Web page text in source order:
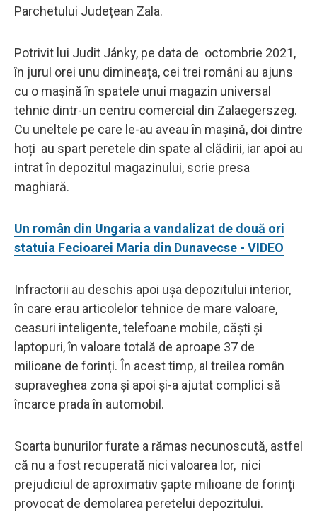
Parchetului Județean Zala.
Potrivit lui Judit Jánky, pe data de octombrie 2021,
în jurul orei unu dimineața, cei trei români au ajuns
cu o mașină în spatele unui magazin universal
tehnic dintr-un centru comercial din Zalaegerszeg.
Cu uneltele pe care le-au aveau în mașină, doi dintre
hoți au spart peretele din spate al clădirii, iar apoi au
intrat în depozitul magazinului, scrie presa
maghiară.
Un român din Ungaria a vandalizat de două ori
statuia Fecioarei Maria din Dunavecse - VIDEO
Infractorii au deschis apoi ușa depozitului interior,
în care erau articolelor tehnice de mare valoare,
ceasuri inteligente, telefoane mobile, căști și
laptopuri, în valoare totală de aproape 37 de
milioane de forinți. În acest timp, al treilea român
supraveghea zona și apoi și-a ajutat complici să
încarce prada în automobil.
Soarta bunurilor furate a rămas necunoscută, astfel
că nu a fost recuperată nici valoarea lor, nici
prejudiciul de aproximativ șapte milioane de forinți
provocat de demolarea peretelui depozitului.